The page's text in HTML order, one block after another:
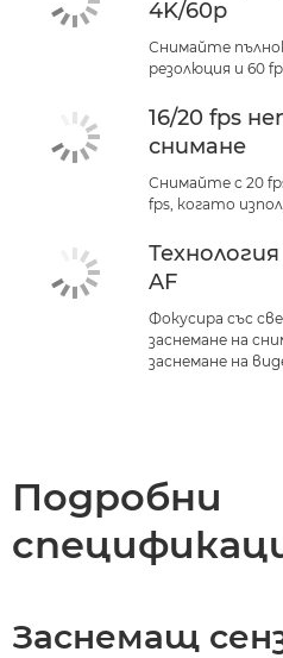
4K/60p
Снимайте
резолюция и 60
16/20 fps
снимане
Снимайте с 20
fps, когато
AF
Фокусира със
заснемане на
заснемане на
Подробни
Заснемащ